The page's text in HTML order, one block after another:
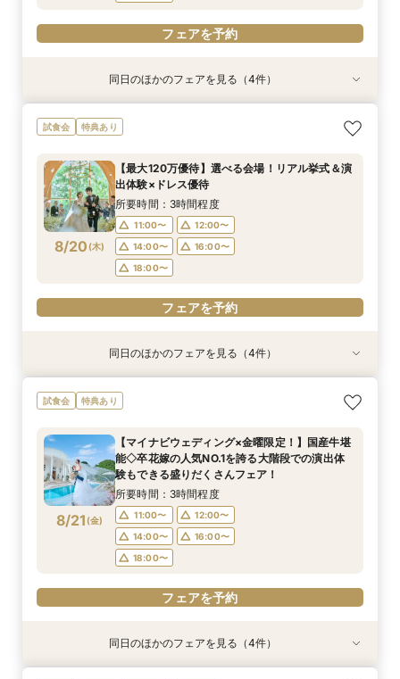
フェアを予約
特典あり
8/19(水)
【初めての見学にオススメ】見積りまでしっかり
相談★全館見学
11:00〜
12:00〜
14:00〜
16:00〜
18:00〜
フェアを予約
8/19(水)
【遠方の方◎オンライン相談会】スマホで簡単！
豪華5大特典付き
11:00〜
13:00〜
14:00〜
16:00〜
18:00〜
フェアを予約
特典あり
8/19(水)
【10名～会食プラン】貸切邸宅で叶える少人数ウ
エディング相談会
11:00〜
12:00〜
14:00〜
16:00〜
18:00〜
フェアを予約
特典あり
8/19(水)
【フォト・ベビー服選べる特典有】安心マタニ
ティ相談会
11:00〜
12:00〜
14:00〜
16:00〜
18:00〜
フェアを予約
同日のほかのフェアを見る（4件）
試食会 特典あり
8/20 (木)
【最大120万優待】選べる会場！リアル挙式＆演
出体験×ドレス優待
所要時間：3時間程度
11:00〜
12:00〜
14:00〜
16:00〜
18:00〜
フェアを予約
特典あり
8/20(木)
【初めての見学にオススメ】見積りまでしっかり
相談★全館見学
11:00〜
12:00〜
14:00〜
16:00〜
18:00〜
フェアを予約
8/20(木)
【遠方の方◎オンライン相談会】スマホで簡単！
豪華5大特典付き
11:00〜
13:00〜
14:00〜
16:00〜
18:00〜
フェアを予約
特典あり
8/20(木)
【10名～会食プラン】貸切邸宅で叶える少人数ウ
エディング相談会
11:00〜
12:00〜
14:00〜
16:00〜
18:00〜
フェアを予約
特典あり
8/20(木)
【フォト・ベビー服選べる特典有】安心マタニ
ティ相談会
11:00〜
12:00〜
14:00〜
16:00〜
18:00〜
フェアを予約
同日のほかのフェアを見る（4件）
試食会 特典あり
8/21 (金)
【マイナビウェディング×金曜限定！】国産牛堪
能◇卒花嫁の人気NO.1を誇る大階段での演出体
験もできる盛りだくさんフェア！
所要時間：3時間程度
11:00〜
12:00〜
14:00〜
16:00〜
18:00〜
フェアを予約
特典あり
特典あり
特典あり同日のほかのフェアを見る（4件）